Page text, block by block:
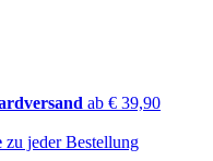
ab € 39,90
zu jeder Bestellung